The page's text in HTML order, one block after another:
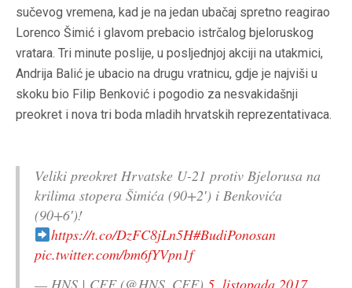
sučevog vremena, kad je na jedan ubačaj spretno reagirao
Lorenco Šimić i glavom prebacio istrčalog bjeloruskog
vratara. Tri minute poslije, u posljednjoj akciji na utakmici,
Andrija Balić je ubacio na drugu vratnicu, gdje je najviši u
skoku bio Filip Benković i pogodio za nesvakidašnji
preokret i nova tri boda mladih hrvatskih reprezentativaca.
Veliki preokret Hrvatske U-21 protiv Bjelorusa na
krilima stopera Šimića (90+2′) i Benkovića
(90+6′)!
https://t.co/DzFC8jLn5H#BudiPonosan
pic.twitter.com/bm6fYVpn1f
— HNS | CFF (@HNS_CFF) 5. listopada 2017.